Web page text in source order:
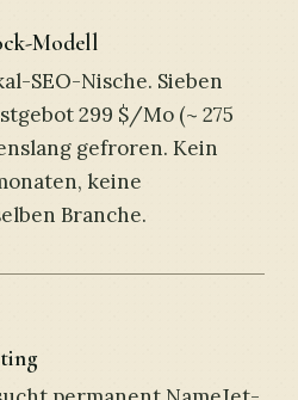
Modell
SEO-Nische. Sieben
299 $/Mo (~ 275
gefroren. Kein
keine
Branche.